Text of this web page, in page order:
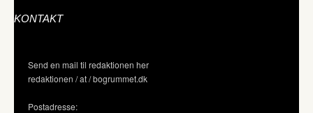
KONTAKT
Send en mail til redaktionen her
redaktionen / at / bogrummet.dk
Postadresse: